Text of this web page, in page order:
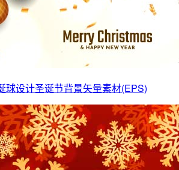
球设计圣诞节背景矢量素材(EPS)